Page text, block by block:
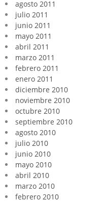
agosto 2011
julio 2011
junio 2011
mayo 2011
abril 2011
marzo 2011
febrero 2011
enero 2011
diciembre 2010
noviembre 2010
octubre 2010
septiembre 2010
agosto 2010
julio 2010
junio 2010
mayo 2010
abril 2010
marzo 2010
febrero 2010